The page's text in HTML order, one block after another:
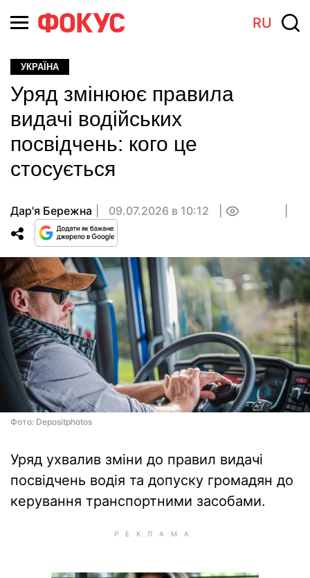
RU
УКРАЇНА
Уряд змінюює правила
видачі водійських
посвідчень: кого це
стосується
Дар'я Бережна 09.07.2026 в 10:12
Фото: Depositphotos
Уряд ухвалив зміни до правил видачі
посвідчень водія та допуску громадян до
керування транспортними засобами.